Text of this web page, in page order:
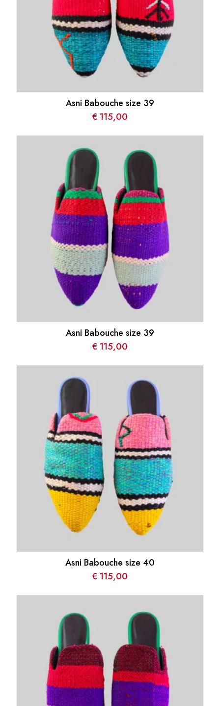
Asni Babouche size 39
€ 115,00
Asni Babouche size 39
€ 115,00
Asni Babouche size 40
€ 115,00